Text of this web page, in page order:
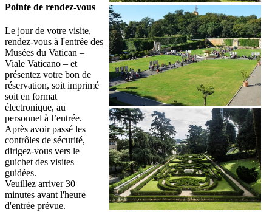
Pointe de rendez-vous
Le jour de votre visite,
rendez-vous à l'entrée des
Musées du Vatican –
Viale Vaticano – et
présentez votre bon de
réservation, soit imprimé
soit en format
électronique, au
personnel à l’entrée.
Après avoir passé les
contrôles de sécurité,
dirigez-vous vers le
guichet des visites
guidées.
Veuillez arriver 30
minutes avant l'heure
d'entrée prévue.